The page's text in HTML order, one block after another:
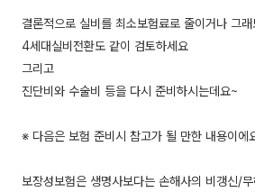
결론적으로 실비를 최소보험료로 줄이거나 그
4세대실비전환도 같이 검토하세요
그리고
진단비와 수술비 등을 다시 준비하시는데요~
※ 다음은 보험 준비시 참고가 될 만한 내용이에
보장성보험은 생명사보다는 손해사의 비갱신/